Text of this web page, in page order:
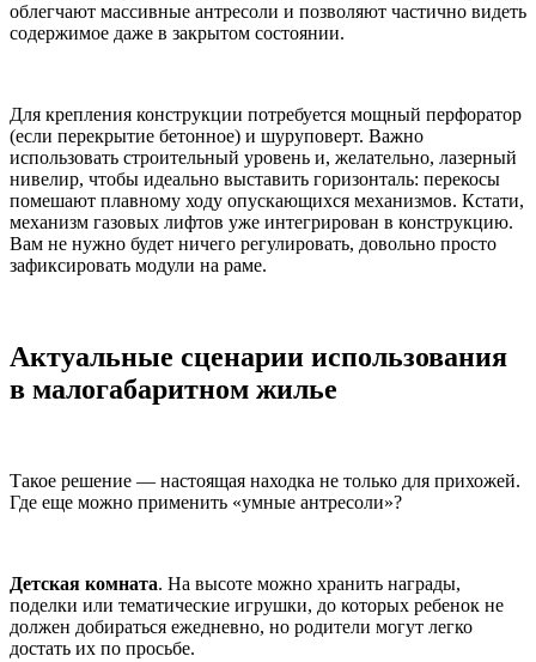
облегчают массивные антресоли и позволяют частично видеть
содержимое даже в закрытом состоянии.
Для крепления конструкции потребуется мощный перфоратор
(если перекрытие бетонное) и шуруповерт. Важно
использовать строительный уровень и, желательно, лазерный
нивелир, чтобы идеально выставить горизонталь: перекосы
помешают плавному ходу опускающихся механизмов. Кстати,
механизм газовых лифтов уже интегрирован в конструкцию.
Вам не нужно будет ничего регулировать, довольно просто
зафиксировать модули на раме.
Актуальные сценарии использования
в малогабаритном жилье
Такое решение — настоящая находка не только для прихожей.
Где еще можно применить «умные антресоли»?
Детская комната. На высоте можно хранить награды,
поделки или тематические игрушки, до которых ребенок не
должен добираться ежедневно, но родители могут легко
достать их по просьбе.